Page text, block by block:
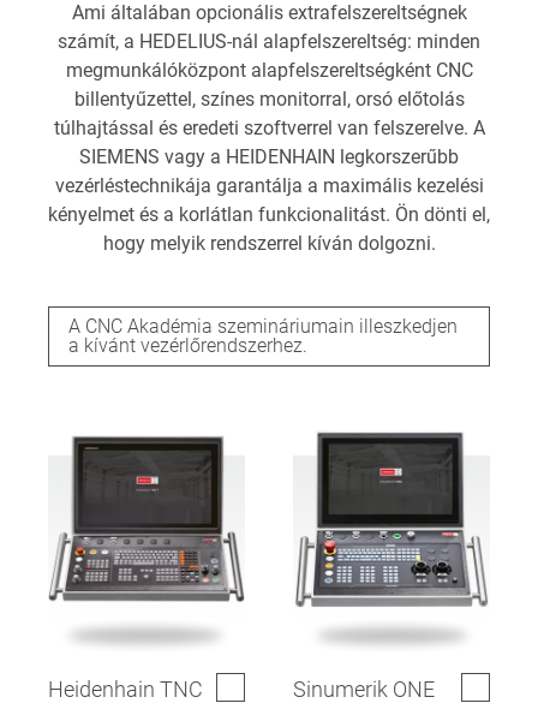
Ami általában opcionális extrafelszereltségnek
számít, a HEDELIUS-nál alapfelszereltség: minden
megmunkálóközpont alapfelszereltségként CNC
billentyűzettel, színes monitorral, orsó előtolás
túlhajtással és eredeti szoftverrel van felszerelve. A
SIEMENS vagy a HEIDENHAIN legkorszerűbb
vezérléstechnikája garantálja a maximális kezelési
kényelmet és a korlátlan funkcionalitást. Ön dönti el,
hogy melyik rendszerrel kíván dolgozni.
A CNC Akadémia szemináriumain illeszkedjen
a kívánt vezérlőrendszerhez.
Heidenhain TNC
Sinumerik ONE